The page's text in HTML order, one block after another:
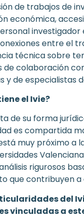
de trabajos de
económica,
entre el
técnica sobre
de colaboración
y de especialistas
el Ivie?
de su forma
es compartida
muy próximo
rigurosos
que contribuyen
del
vinculadas a